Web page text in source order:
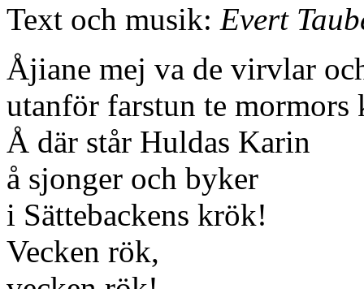
Text och musik: Evert
Åjiane mej va de virvlar
utanför farstun te mormors
Å där står Huldas Karin
å sjonger och byker
i Sättebackens krök!
Vecken rök,